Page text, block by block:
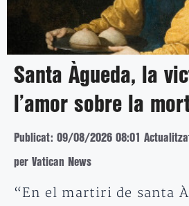
Santa Àgueda, la
l’amor sobre la
Publicat: 09/08/2026 08:01
per Vatican News
“En el martiri de santa